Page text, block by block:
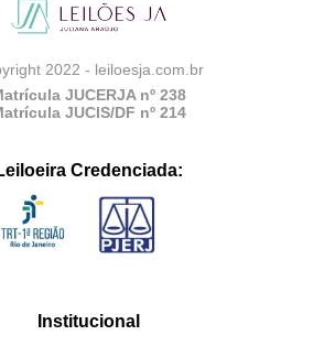
2022 - leiloesja.com.br
JUCERJA nº 238
JUCIS/DF nº 214
Credenciada:
Institucional